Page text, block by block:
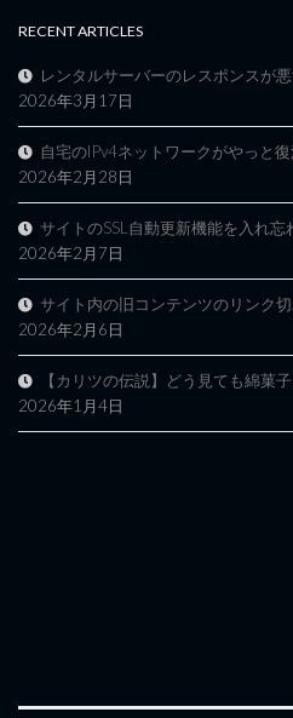
RECENT ARTICLES
レンタルサーバーのレスポンスが
2026年3月17日
自宅のIPv4ネットワークがやっと
2026年2月28日
サイトのSSL自動更新機能を入れ忘
2026年2月7日
サイト内の旧コンテンツのリンク
2026年2月6日
【カリツの伝説】どう見ても綿菓
2026年1月4日